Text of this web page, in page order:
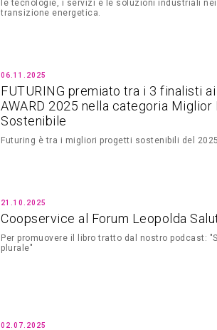
le tecnologie, i servizi e le soluzioni industriali
transizione energetica.
06.11.2025
FUTURING premiato tra i 3 finalisti ai
AWARD 2025 nella categoria
Sostenibile
Futuring è tra i migliori progetti sostenibili del 2025
21.10.2025
Coopservice al Forum Leopolda
Per promuovere il libro tratto dal nostro podcast:
plurale"
02.07.2025